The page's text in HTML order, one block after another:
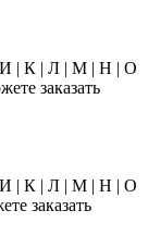
И | К | Л | М | Н | О
заказать
И | К | Л | М | Н | О
заказать